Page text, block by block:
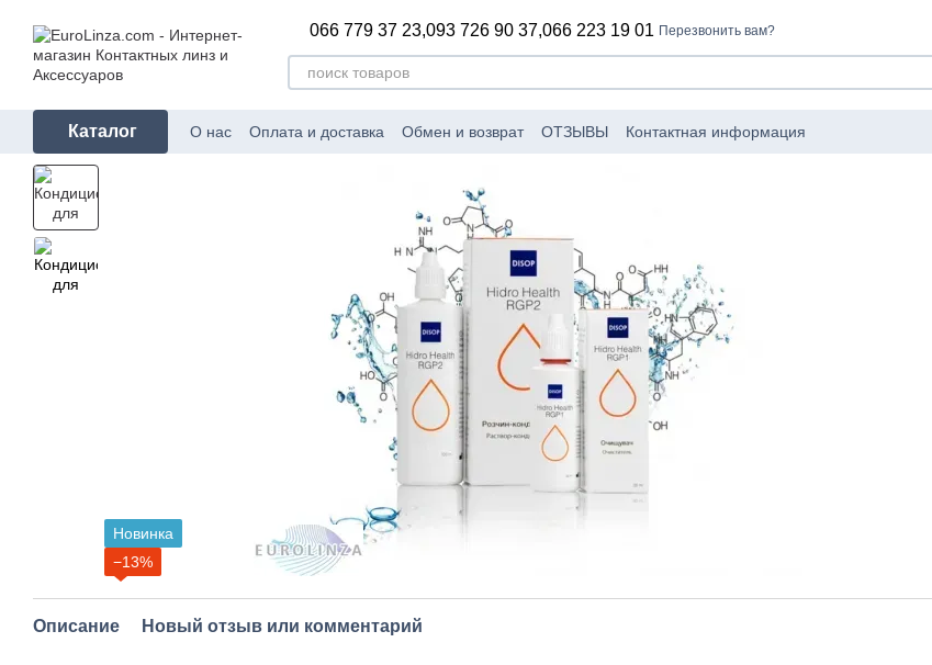
066 779 37 23,093 726 90 37,066 223 19 01 Перезвонить вам?
Каталог О нас Оплата и доставка Обмен и возврат ОТЗЫВЫ
Контактная информация
Новинка
−13%
Описание Новый отзыв или комментарий